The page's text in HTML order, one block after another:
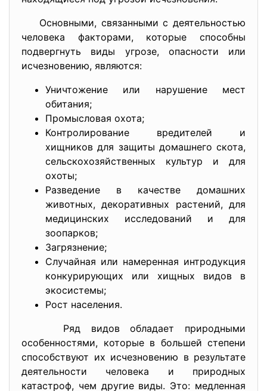
Основными, связанными с деятельностью
человека факторами, которые способны
подвергнуть виды угрозе, опасности или
исчезновению, являются:
Уничтожение или нарушение мест
обитания;
Промысловая охота;
Контролирование вредителей и
хищников для защиты домашнего скота,
сельскохозяйственных культур и для
охоты;
Разведение в качестве домашних
животных, декоративных растений, для
медицинских исследований и для
зоопарков;
Загрязнение;
Случайная или намеренная интродукция
конкурирующих или хищных видов в
экосистемы;
Рост населения.
Ряд видов обладает природными
особенностями, которые в большей степени
способствуют их исчезновению в результате
деятельности человека и природных
катастроф, чем другие виды. Это: медленная